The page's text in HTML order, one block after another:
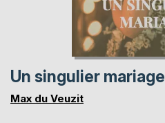
Un singulier mariage
Max du Veuzit